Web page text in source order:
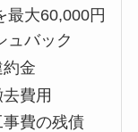
最大60,000円
ュバック
金
費用
事費の残債